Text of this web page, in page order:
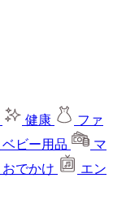
健康
ファ
ベビー用品
マ
おでかけ
エン